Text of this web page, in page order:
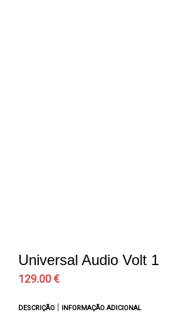
Universal Audio Volt 1
129.00 €
DESCRIÇÃO | INFORMAÇÃO ADICIONAL